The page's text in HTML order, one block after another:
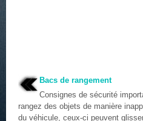
Bacs de rangement
Consignes de sécurité
rangez des objets de manière
du véhicule, ceux-ci peuvent